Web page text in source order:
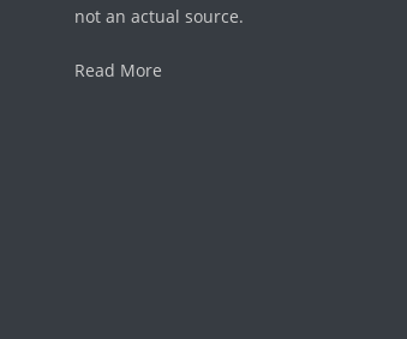
not an actual source.
Read More